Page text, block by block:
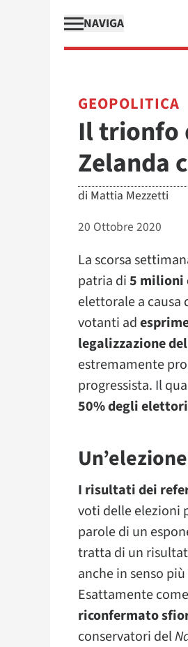
NAVIGA
GEOPOLITICA
Il trionfo
Zelanda
di Mattia Mezzetti
20 Ottobre 2020
La scorsa
patria di5 milioni
elettorale a
votanti ad
legalizzazione
estremamente
progressista. Il
50% degli
I risultati dei
voti delle elezioni
parole di un
tratta di un
anche in senso
Esattamente
riconfermato
conservatori del